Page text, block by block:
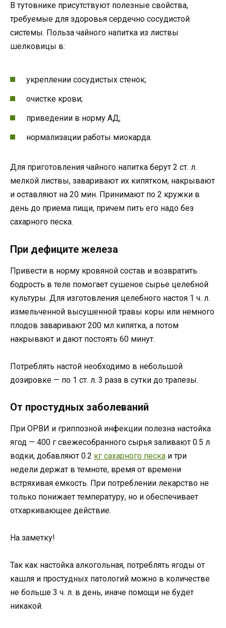
В тутовнике присутствуют полезные свойства,
требуемые для здоровья сердечно сосудистой
системы. Польза чайного напитка из листвы
шелковицы в:
укреплении сосудистых стенок;
очистке крови;
приведении в норму АД;
нормализации работы миокарда.
Для приготовления чайного напитка берут 2 ст. л.
мелкой листвы, заваривают их кипятком, накрывают
и оставляют на 20 мин. Принимают по 2 кружки в
день до приема пищи, причем пить его надо без
сахарного песка.
При дефиците железа
Привести в норму кровяной состав и возвратить
бодрость в теле помогает сушеное сырье целебной
культуры. Для изготовления целебного настоя 1 ч. л.
измельченной высушенной травы коры или немного
плодов заваривают 200 мл кипятка, а потом
накрывают и дают постоять 60 минут.
Потреблять настой необходимо в небольшой
дозировке — по 1 ст. л. 3 раза в сутки до трапезы.
От простудных заболеваний
При ОРВИ и гриппозной инфекции полезна настойка
ягод — 400 г свежесобранного сырья заливают 0.5 л
водки, добавляют 0.2 кг сахарного песка и три
недели держат в темноте, время от времени
встряхивая емкость. При потреблении лекарство не
только понижает температуру, но и обеспечивает
отхаркивающее действие.
На заметку!
Так как настойка алкогольная, потреблять ягоды от
кашля и простудных патологий можно в количестве
не больше 3 ч. л. в день, иначе помощи не будет
никакой.